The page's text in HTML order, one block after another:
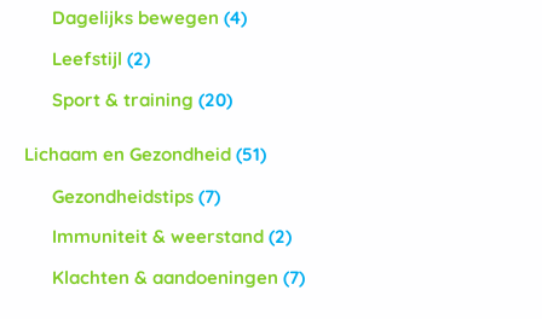
Dagelijks bewegen (4)
Leefstijl (2)
Sport & training (20)
Lichaam en Gezondheid (51)
Gezondheidstips(7)
Immuniteit & weerstand(2)
Klachten & aandoeningen (7)